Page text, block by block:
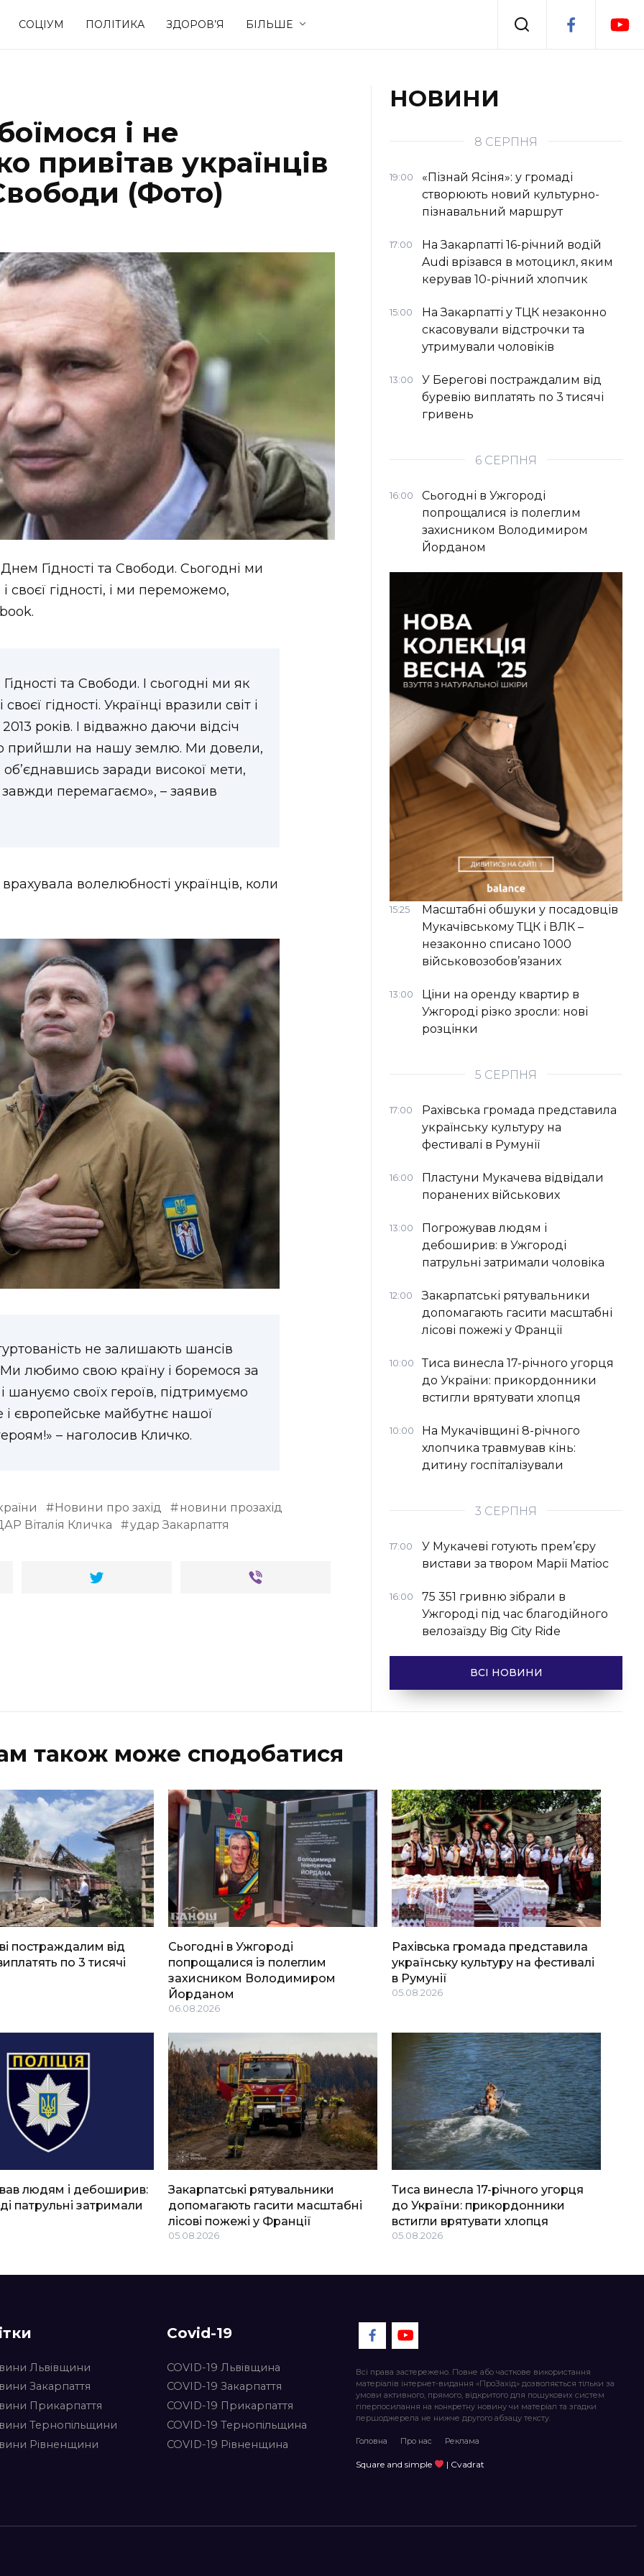
СОЦІУМ ПОЛІТИКА ЗДОРОВ’Я БІЛЬШЕ
Події
Спорт
і не
привітав українців
(Фото)
Гідності та Свободи. Сьогодні ми
своєї гідності, і ми переможемо,
та Свободи. І сьогодні ми як
гідності. Українці вразили світ і
років. І відважно даючи відсіч
прийшли на нашу землю. Ми довели,
заради високої мети,
перемагаємо», – заявив
волелюбності українців, коли
не залишають шансів
любимо свою країну і боремося за
своїх героїв, підтримуємо
і європейське майбутнє нашої
– наголосив Кличко.
Новини про захід
новини прозахід
Віталія Кличка
удар Закарпаття
НОВИНИ
8 СЕРПНЯ
19:00
«Пізнай Ясіня»: у громаді
створюють новий культурно-
пізнавальний маршрут
17:00
На Закарпатті 16-річний водій
Audi врізався в мотоцикл, яким
керував 10-річний хлопчик
15:00
На Закарпатті у ТЦК незаконно
скасовували відстрочки та
утримували чоловіків
13:00
У Берегові постраждалим від
буревію виплатять по 3 тисячі
гривень
6 СЕРПНЯ
16:00
Сьогодні в Ужгороді
попрощалися із полеглим
захисником Володимиром
Йорданом
15:25
Масштабні обшуки у посадовців
Мукачівському ТЦК і ВЛК –
незаконно списано 1000
військовозобов’язаних
13:00
Ціни на оренду квартир в
Ужгороді різко зросли: нові
розцінки
5 СЕРПНЯ
17:00
Рахівська громада представила
українську культуру на
фестивалі в Румунії
16:00
Пластуни Мукачева відвідали
поранених військових
13:00
Погрожував людям і
дебоширив: в Ужгороді
патрульні затримали чоловіка
12:00
Закарпатські рятувальники
допомагають гасити масштабні
лісові пожежі у Франції
10:00
Тиса винесла 17-річного угорця
до України: прикордонники
встигли врятувати хлопця
10:00
На Мукачівщині 8-річного
хлопчика травмував кінь:
дитину госпіталізували
3 СЕРПНЯ
17:00
У Мукачеві готують прем’єру
вистави за твором Марії Матіос
16:00
75 351 гривню зібрали в
Ужгороді під час благодійного
велозаїзду Big Сity Ride
ВСІ НОВИНИ
також може сподобатися
постраждалим від
по 3 тисячі
Сьогодні в Ужгороді
попрощалися із полеглим
захисником Володимиром
Йорданом
06.08.2026
Рахівська громада представила
українську культуру на фестивалі
в Румунії
05.08.2026
людям і дебоширив:
патрульні затримали
Закарпатські рятувальники
допомагають гасити масштабні
лісові пожежі у Франції
05.08.2026
Тиса винесла 17-річного угорця
до України: прикордонники
встигли врятувати хлопця
05.08.2026
Львівщини
Закарпаття
Прикарпаття
Тернопільщини
Рівненщини
Covid-19
COVID-19 Львівщина
COVID-19 Закарпаття
COVID-19 Прикарпаття
COVID-19 Тернопільщина
COVID-19 Рівненщина
Всі права застережено. Повне або часткове використання
матеріалів інтернет-видання «ПроЗахід» дозволяється тільки за
умови активного, прямого, відкритого для пошукових систем
гіперпосилання на конкретну новину чи матеріал та згадки
першоджерела не нижче другого абзацу тексту.
Головна Про нас Реклама
Square and simple | Cvadrat